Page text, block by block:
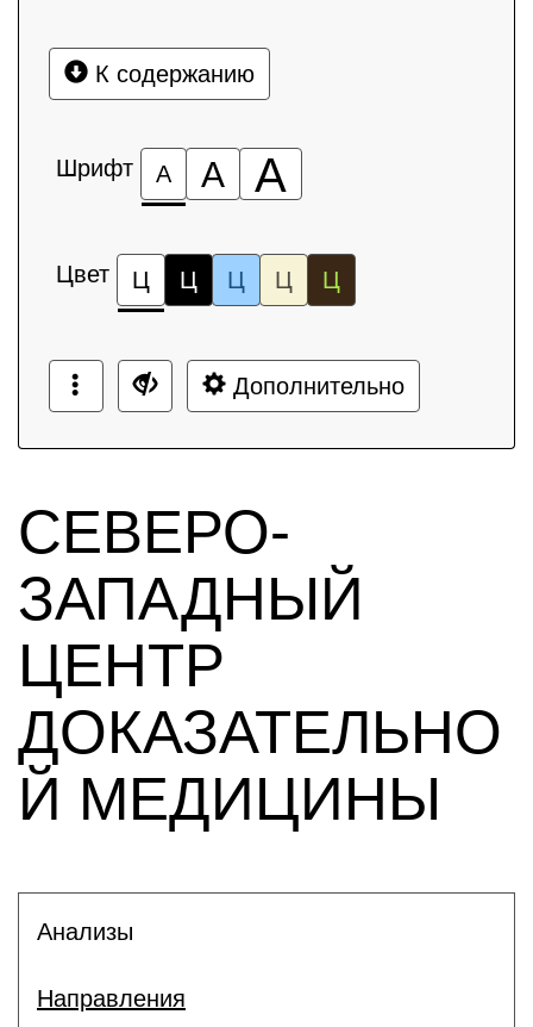
К содержанию
Шрифт А А А
Цвет Ц Ц Ц Ц Ц
Дополнительно
СЕВЕРО-
ЗАПАДНЫЙ
ЦЕНТР
ДОКАЗАТЕЛЬНО
Й МЕДИЦИНЫ
Анализы
Направления